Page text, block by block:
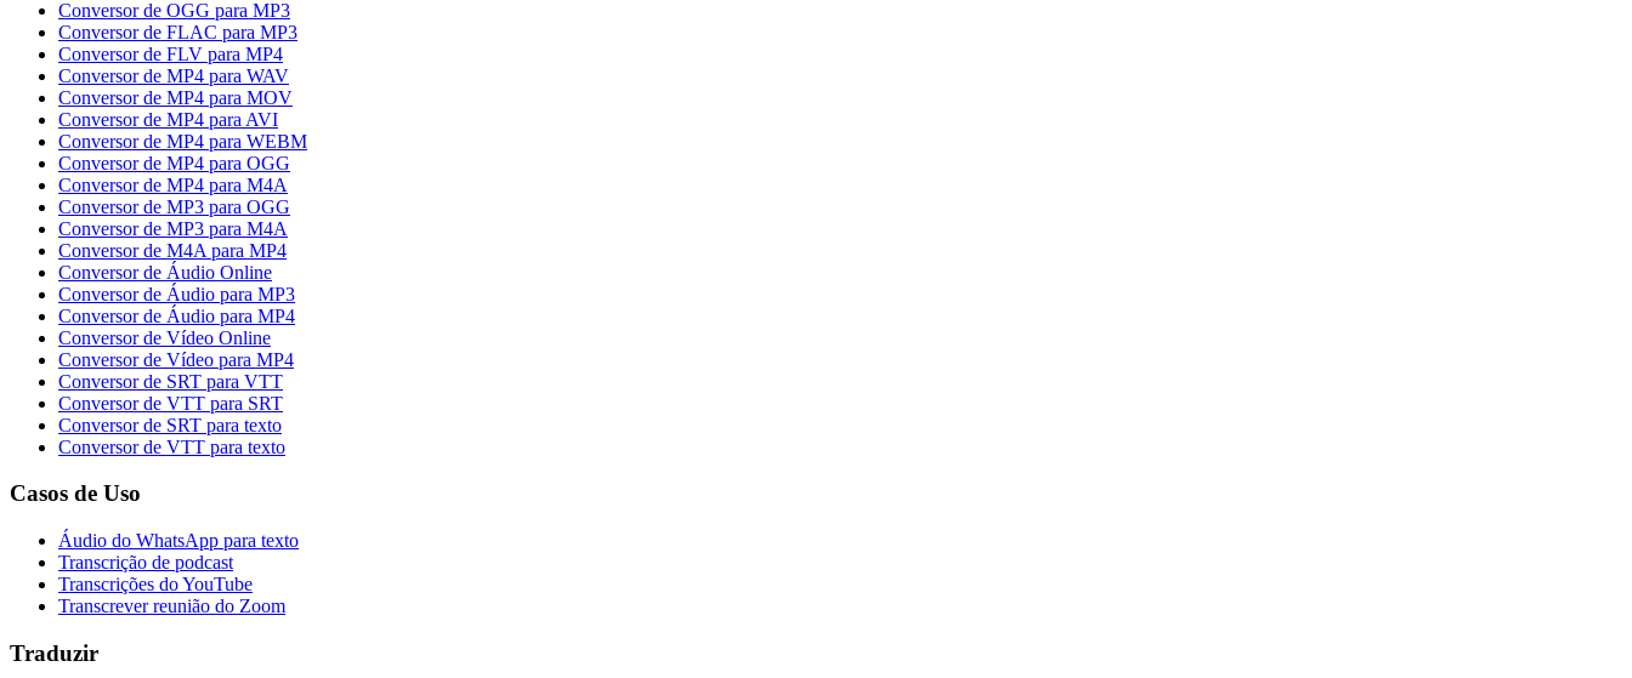
Conversor de OGG para MP3
Conversor de FLAC para MP3
Conversor de FLV para MP4
Conversor de MP4 para WAV
Conversor de MP4 para MOV
Conversor de MP4 para AVI
Conversor de MP4 para WEBM
Conversor de MP4 para OGG
Conversor de MP4 para M4A
Conversor de MP3 para OGG
Conversor de MP3 para M4A
Conversor de M4A para MP4
Conversor de Áudio Online
Conversor de Áudio para MP3
Conversor de Áudio para MP4
Conversor de Vídeo Online
Conversor de Vídeo para MP4
Conversor de SRT para VTT
Conversor de VTT para SRT
Conversor de SRT para texto
Conversor de VTT para texto
Casos de Uso
Áudio do WhatsApp para texto
Transcrição de podcast
Transcrições do YouTube
Transcrever reunião do Zoom
Traduzir